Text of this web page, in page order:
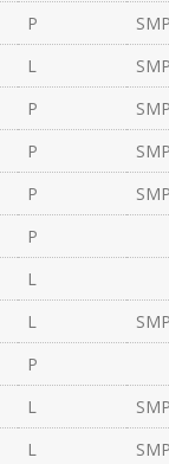
P
L
P
P
P
P
L
L
P
L
L